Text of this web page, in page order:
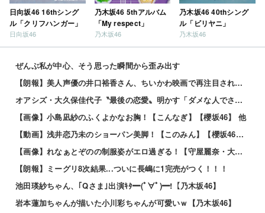
日向坂46 16thシング
ル「クリフハンガー」
日向坂46
乃木坂46 5thアルバム
「My respect」
乃木坂46
乃木坂46 40thシング
ル「ビリヤニ」
乃木坂46
ぜんぶ私が中心、そう思った瞬間から歪み出す
【朗報】美人声優の井口裕香さん、ちいかわ映画で再注目されるｗｗｗｗ
オアシズ・大久保佳代子〝最後の恋愛〟明かす「ダメな人でさ。本名も知らない」
【画像】小島凪紗のふくよかなお胸！【こんなぎ】【櫻坂46】 他
【動画】浅井恋乃未のショーパン美脚！【このみん】【櫻坂46】 他
【画像】れなぁとぞのの制服姿がエロ過ぎる！【守屋麗奈・大園玲】【櫻坂46】 他
【朗報】ミーグリ8次結果...ついに長嶋に1完売がつく！！！
池田瑛紗ちゃん、｢Qさま｣出演ｷﾀ━(ﾟ∀ﾟ)━!【乃木坂46】
岩本蓮加ちゃんが描いた小川彩ちゃんが可愛いｗ【乃木坂46】